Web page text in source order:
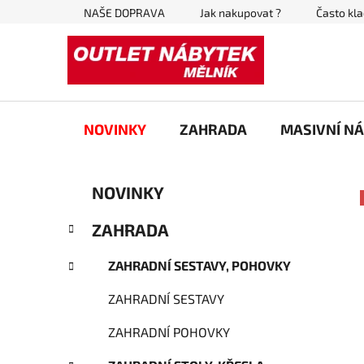
NAŠE DOPRAVA Jak nakupovat ? Často
NOVINKY ZAHRADA MASIVNÍ
s
r
kategorie
e
o
NOVINKY
ZAHRADA
ZAHRADNÍ SESTAVY, POHOVKY
ZAHRADNÍ SESTAVY
ZAHRADNÍ POHOVKY